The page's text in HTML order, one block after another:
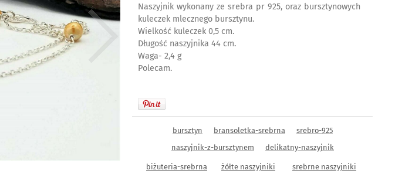
Naszyjnik wykonany ze srebra pr 925, oraz bursztynowych
kuleczek mlecznego bursztynu.
Wielkość kuleczek 0,5 cm.
Długość naszyjnika 44 cm.
Waga- 2,4 g
Polecam.
bursztyn bransoletka-srebrna
srebro-925
naszyjnik-z-bursztynem
delikatny-naszyjnik
biżuteria-srebrna żółte naszyjniki srebrne naszyjniki